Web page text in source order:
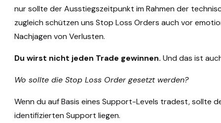
nur sollte der Ausstiegszeitpunkt im Rahmen der
zugleich schützen uns Stop Loss Orders auch vor
Nachjagen von Verlusten.
Du wirst nicht jeden Trade gewinnen. Und das ist
Wo sollte die Stop Loss Order gesetzt werden?
Wenn du auf Basis eines Support-Levels tradest, sollte
identifizierten Support liegen.